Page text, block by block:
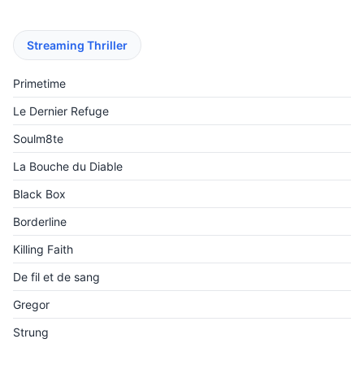
Streaming Thriller
Primetime
Le Dernier Refuge
Soulm8te
La Bouche du Diable
Black Box
Borderline
Killing Faith
De fil et de sang
Gregor
Strung